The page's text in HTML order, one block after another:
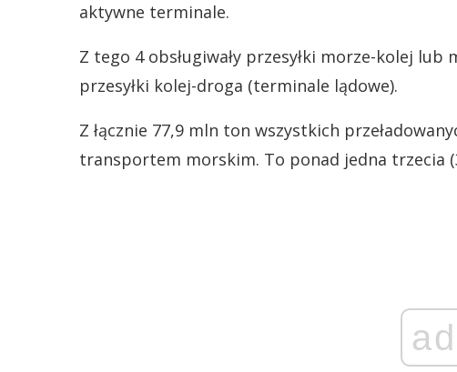
aktywne terminale.
Z tego 4 obsługiwały przesyłki morze-kolej
przesyłki kolej-droga (terminale lądowe).
Z łącznie 77,9 mln ton wszystkich
transportem morskim. To ponad jedna trzecia
ad